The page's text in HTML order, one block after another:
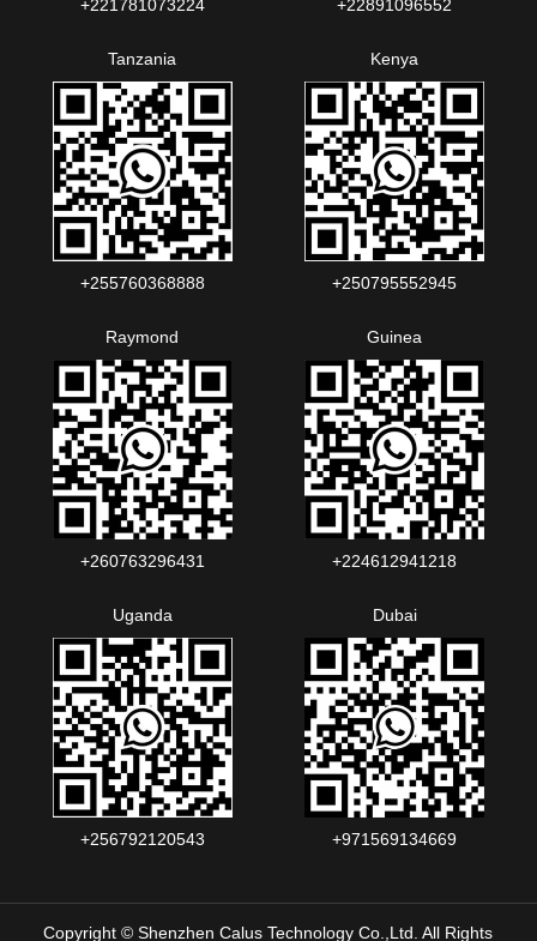
+221781073224‬‬ +22891096552‬‬‬‬
Tanzania
+255760368888
Kenya
+250795552945
Raymond
+260763296431
Guinea
+224612941218
Uganda
+256792120543‬
Dubai
+971569134669
Copyright © Shenzhen Calus Technology Co.,Ltd. All Rights